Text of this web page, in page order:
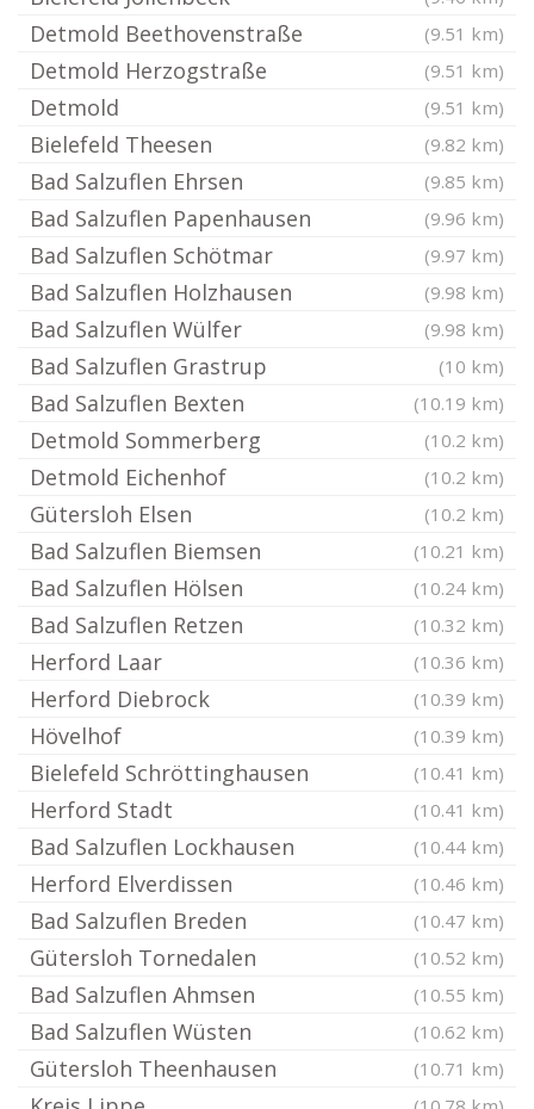
Detmold Beethovenstraße (9.51 km)
Detmold Herzogstraße (9.51 km)
Detmold (9.51 km)
Bielefeld Theesen (9.82 km)
Bad Salzuflen Ehrsen (9.85 km)
Bad Salzuflen Papenhausen (9.96 km)
Bad Salzuflen Schötmar (9.97 km)
Bad Salzuflen Holzhausen (9.98 km)
Bad Salzuflen Wülfer (9.98 km)
Bad Salzuflen Grastrup (10 km)
Bad Salzuflen Bexten (10.19 km)
Detmold Sommerberg (10.2 km)
Detmold Eichenhof (10.2 km)
Gütersloh Elsen (10.2 km)
Bad Salzuflen Biemsen (10.21 km)
Bad Salzuflen Hölsen (10.24 km)
Bad Salzuflen Retzen (10.32 km)
Herford Laar (10.36 km)
Herford Diebrock (10.39 km)
Hövelhof (10.39 km)
Bielefeld Schröttinghausen (10.41 km)
Herford Stadt (10.41 km)
Bad Salzuflen Lockhausen (10.44 km)
Herford Elverdissen (10.46 km)
Bad Salzuflen Breden (10.47 km)
Gütersloh Tornedalen (10.52 km)
Bad Salzuflen Ahmsen (10.55 km)
Bad Salzuflen Wüsten (10.62 km)
Gütersloh Theenhausen (10.71 km)